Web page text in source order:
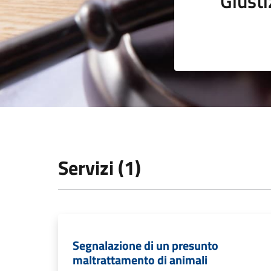
Servizi (1)
Segnalazione di un presunto
maltrattamento di animali